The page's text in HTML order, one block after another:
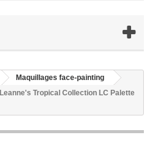
Maquillages face-painting
Leanne's Tropical Collection LC Palette